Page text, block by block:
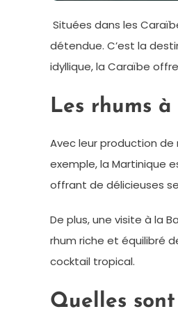
Situées dans les
détendue. C’est la
idyllique, la Caraïbe
Les rhums
Avec leur production de
exemple, la Martinique
offrant de délicieuses
De plus, une visite à la
rhum riche et équilibré
cocktail tropical.
Quelles